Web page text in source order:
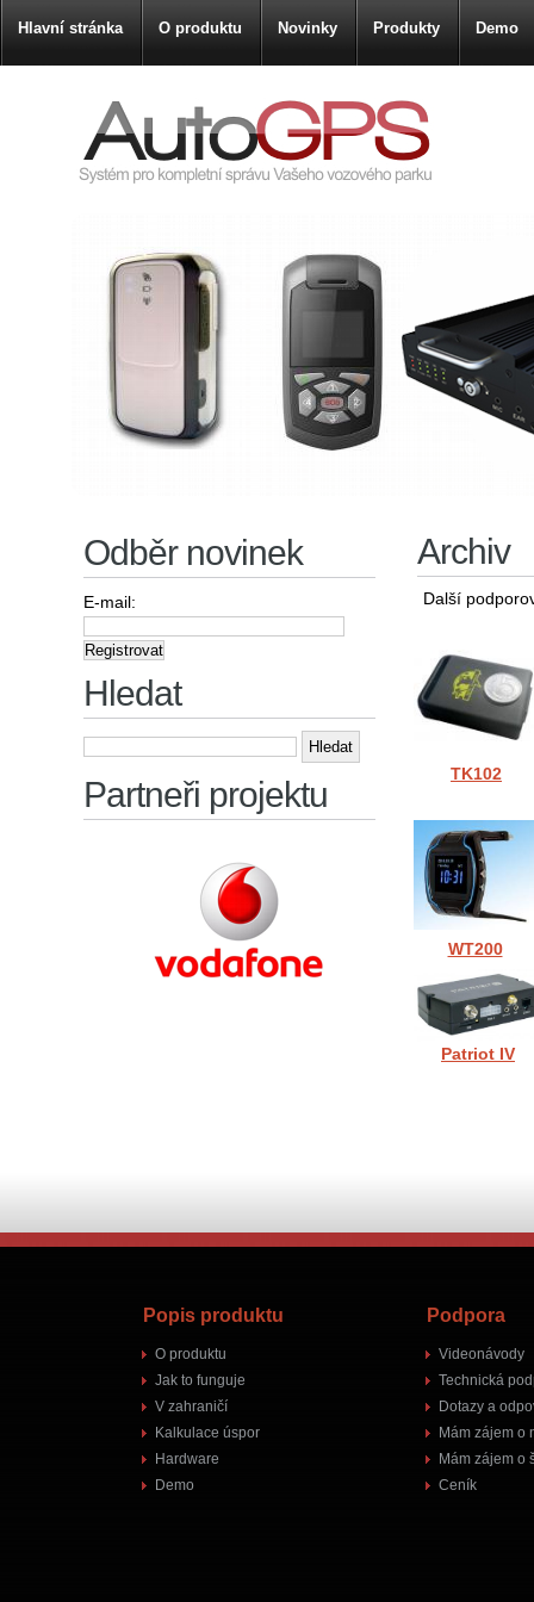
Hlavní stránka O produktu Novinky Produkty Demo
Odběr novinek
E-mail:
Hledat
Vyhledávání
Partneři projektu
Archiv
Další
TK102
WT200
Patriot IV
Popis produktu
O produktu
Jak to funguje
V zahraničí
Kalkulace úspor
Hardware
Demo
Podpora
Videonávody
Technická
Dotazy a
Mám zájem o
Mám zájem o
Ceník